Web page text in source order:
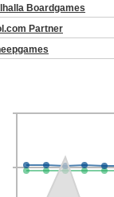
Boardgames
Partner